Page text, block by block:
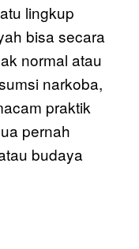
lingkup
bisa secara
normal atau
narkoba,
praktik
pernah
budaya